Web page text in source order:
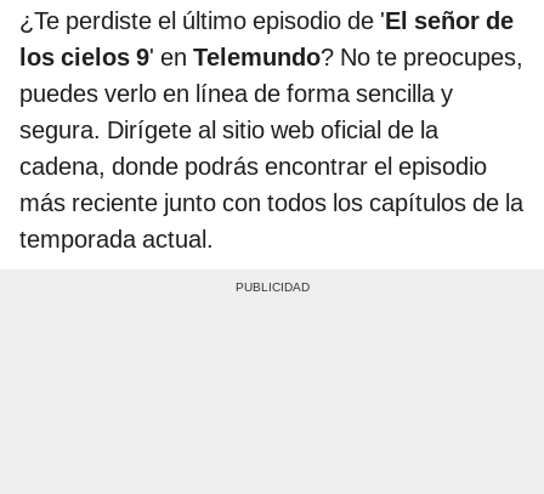
¿Te perdiste el último episodio de 'El señor de
los cielos 9' en Telemundo? No te preocupes,
puedes verlo en línea de forma sencilla y
segura. Dirígete al sitio web oficial de la
cadena, donde podrás encontrar el episodio
más reciente junto con todos los capítulos de la
temporada actual.